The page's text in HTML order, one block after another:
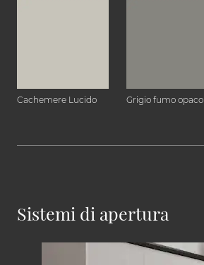
Cachemere Lucido Grigio fumo opaco
Sistemi di apertura